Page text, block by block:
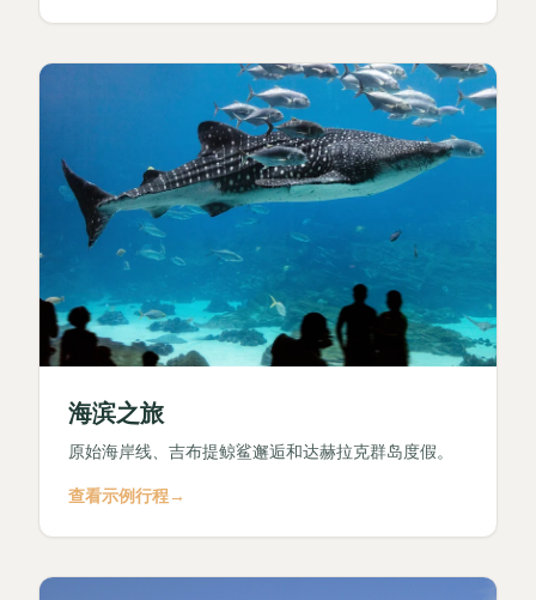
海滨之旅
原始海岸线、吉布提鲸鲨邂逅和达赫拉克群岛度假。
查看示例行程→